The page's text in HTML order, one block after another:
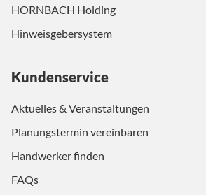
HORNBACH Holding
Hinweisgebersystem
Kundenservice
Aktuelles & Veranstaltungen
Planungstermin vereinbaren
Handwerker finden
FAQs